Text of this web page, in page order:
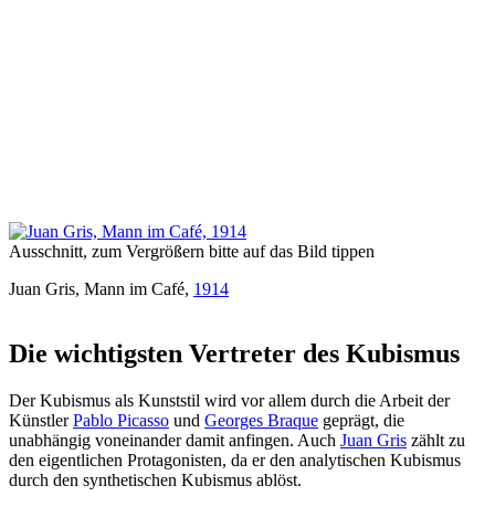
Ausschnitt, zum Vergrößern bitte auf das Bild tippen
Juan Gris, Mann im Café, 1914
Die wichtigsten Vertreter des Kubismus
Der Kubismus als Kunststil wird vor allem durch die Arbeit der
KünstlerPablo Picasso und Georges Braque geprägt, die
unabhängig voneinander damit anfingen. Auch Juan Gris zählt zu
den eigentlichen Protagonisten, da er den analytischen Kubismus
durch den synthetischen Kubismus ablöst.